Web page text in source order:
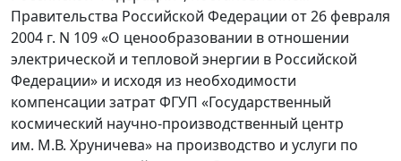
Правительства Российской Федерации от 26 февраля
2004 г. N 109 «О ценообразовании в отношении
электрической и тепловой энергии в Российской
Федерации» и исходя из необходимости
компенсации затрат ФГУП «Государственный
космический научно-производственный центр
им. М.В. Хруничева» на производство и услуги по